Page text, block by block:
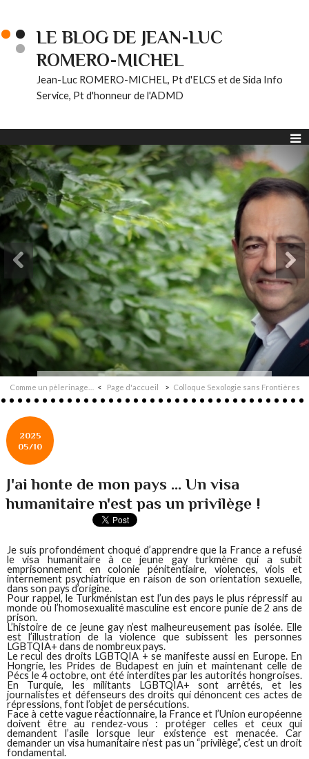
LE BLOG DE JEAN-LUC
ROMERO-MICHEL
Jean-Luc ROMERO-MICHEL, Pt d'ELCS et de Sida Info
Service, Pt d'honneur de l'ADMD
Comme un pèlerinage… Page d'accueil Colloque Sexologie sans Frontières
2025
05/10
J'ai honte de mon pays ... Un visa
humanitaire n'est pas un privilège !
Je suis profondément choqué d’apprendre que la France a refusé
le visa humanitaire à ce jeune gay turkmène qui a subit
emprisonnement en colonie pénitentiaire, violences, viols et
internement psychiatrique en raison de son orientation sexuelle,
dans son pays d’origine.
Pour rappel, le Turkménistan est l’un des pays le plus répressif au
monde où l’homosexualité masculine est encore punie de 2 ans de
prison.
L’histoire de ce jeune gay n’est malheureusement pas isolée. Elle
est l’illustration de la violence que subissent les personnes
LGBTQIA+ dans de nombreux pays.
Le recul des droits LGBTQIA + se manifeste aussi en Europe. En
Hongrie, les Prides de Budapest en juin et maintenant celle de
Pécs le 4 octobre, ont été interdites par les autorités hongroises.
En Turquie, les militants LGBTQIA+ sont arrêtés, et les
journalistes et défenseurs des droits qui dénoncent ces actes de
répressions, font l’objet de persécutions.
Face à cette vague réactionnaire, la France et l’Union européenne
doivent être au rendez-vous : protéger celles et ceux qui
demandent l’asile lorsque leur existence est menacée. Car
demander un visa humanitaire n’est pas un “privilège”, c’est un droit
fondamental.